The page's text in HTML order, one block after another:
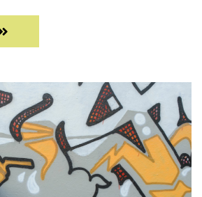
OM KROPP, KÄNSLOR OCH